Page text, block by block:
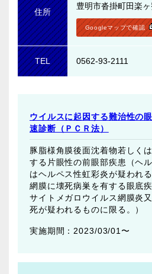
住所
豊明市沓掛町田楽
Googleマップで確認
TEL 0562-93-2111
ウイルスに起因する難治性の
速診断（ＰＣＲ法）
豚脂様角膜後面沈着物若しく
する片眼性の前眼部疾患（ヘ
はヘルペス性虹彩炎が疑われ
網膜に壊死病巣を有する眼底
サイトメガロウイルス網膜炎
死が疑われるものに限る。）
2023/03/01〜